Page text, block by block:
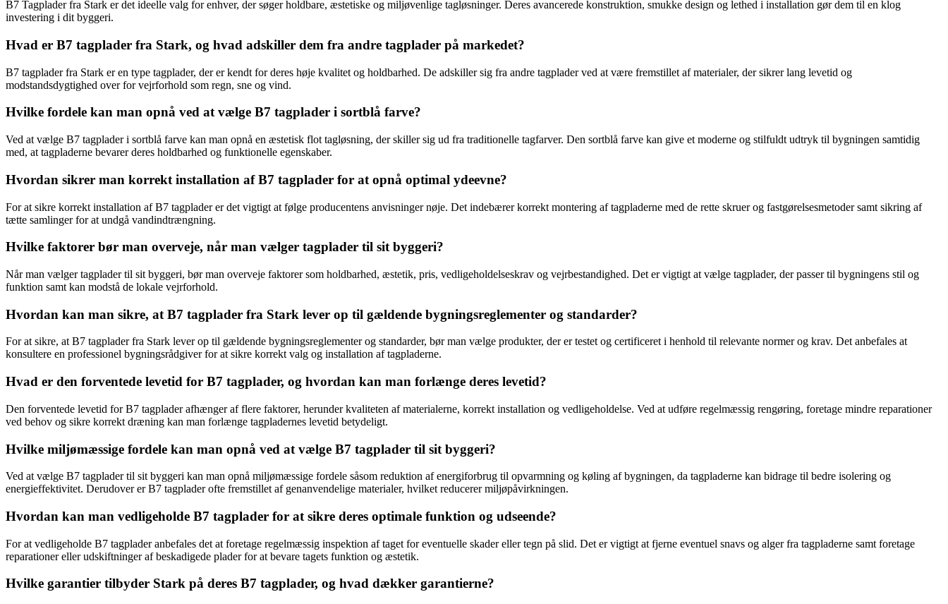
B7 Tagplader fra Stark er det ideelle valg for enhver, der søger holdbare, æstetiske og miljøvenlige tagløsninger. Deres avancerede konstruktion, smukke design og lethed i installation gør dem til en klog
investering i dit byggeri.
Hvad er B7 tagplader fra Stark, og hvad adskiller dem fra andre tagplader på markedet?
B7 tagplader fra Stark er en type tagplader, der er kendt for deres høje kvalitet og holdbarhed. De adskiller sig fra andre tagplader ved at være fremstillet af materialer, der sikrer lang levetid og
modstandsdygtighed over for vejrforhold som regn, sne og vind.
Hvilke fordele kan man opnå ved at vælge B7 tagplader i sortblå farve?
Ved at vælge B7 tagplader i sortblå farve kan man opnå en æstetisk flot tagløsning, der skiller sig ud fra traditionelle tagfarver. Den sortblå farve kan give et moderne og stilfuldt udtryk til bygningen samtidig
med, at tagpladerne bevarer deres holdbarhed og funktionelle egenskaber.
Hvordan sikrer man korrekt installation af B7 tagplader for at opnå optimal ydeevne?
For at sikre korrekt installation af B7 tagplader er det vigtigt at følge producentens anvisninger nøje. Det indebærer korrekt montering af tagpladerne med de rette skruer og fastgørelsesmetoder samt sikring af
tætte samlinger for at undgå vandindtrængning.
Hvilke faktorer bør man overveje, når man vælger tagplader til sit byggeri?
Når man vælger tagplader til sit byggeri, bør man overveje faktorer som holdbarhed, æstetik, pris, vedligeholdelseskrav og vejrbestandighed. Det er vigtigt at vælge tagplader, der passer til bygningens stil og
funktion samt kan modstå de lokale vejrforhold.
Hvordan kan man sikre, at B7 tagplader fra Stark lever op til gældende bygningsreglementer og standarder?
For at sikre, at B7 tagplader fra Stark lever op til gældende bygningsreglementer og standarder, bør man vælge produkter, der er testet og certificeret i henhold til relevante normer og krav. Det anbefales at
konsultere en professionel bygningsrådgiver for at sikre korrekt valg og installation af tagpladerne.
Hvad er den forventede levetid for B7 tagplader, og hvordan kan man forlænge deres levetid?
Den forventede levetid for B7 tagplader afhænger af flere faktorer, herunder kvaliteten af materialerne, korrekt installation og vedligeholdelse. Ved at udføre regelmæssig rengøring, foretage mindre reparationer
ved behov og sikre korrekt dræning kan man forlænge tagpladernes levetid betydeligt.
Hvilke miljømæssige fordele kan man opnå ved at vælge B7 tagplader til sit byggeri?
Ved at vælge B7 tagplader til sit byggeri kan man opnå miljømæssige fordele såsom reduktion af energiforbrug til opvarmning og køling af bygningen, da tagpladerne kan bidrage til bedre isolering og
energieffektivitet. Derudover er B7 tagplader ofte fremstillet af genanvendelige materialer, hvilket reducerer miljøpåvirkningen.
Hvordan kan man vedligeholde B7 tagplader for at sikre deres optimale funktion og udseende?
For at vedligeholde B7 tagplader anbefales det at foretage regelmæssig inspektion af taget for eventuelle skader eller tegn på slid. Det er vigtigt at fjerne eventuel snavs og alger fra tagpladerne samt foretage
reparationer eller udskiftninger af beskadigede plader for at bevare tagets funktion og æstetik.
Hvilke garantier tilbyder Stark på deres B7 tagplader, og hvad dækker garantierne?